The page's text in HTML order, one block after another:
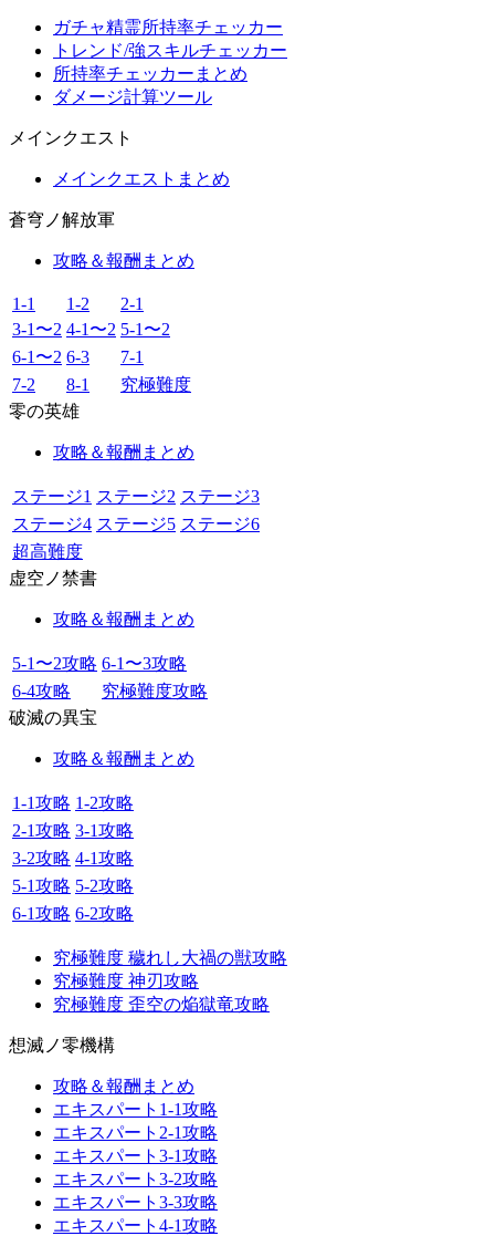
ガチャ精霊所持率チェッカー
トレンド/強スキルチェッカー
所持率チェッカーまとめ
ダメージ計算ツール
メインクエスト
メインクエストまとめ
蒼穹ノ解放軍
攻略＆報酬まとめ
1-1 1-2
2-1
3-1〜2 4-1〜2 5-1〜2
6-1〜2 6-3
7-1
7-2
8-1
究極難度
零の英雄
攻略＆報酬まとめ
ステージ1 ステージ2 ステージ3
ステージ4 ステージ5 ステージ6
超高難度
虚空ノ禁書
攻略＆報酬まとめ
5-1〜2攻略 6-1〜3攻略
6-4攻略
究極難度攻略
破滅の異宝
攻略＆報酬まとめ
1-1攻略 1-2攻略
2-1攻略 3-1攻略
3-2攻略 4-1攻略
5-1攻略 5-2攻略
6-1攻略 6-2攻略
究極難度 穢れし大禍の獣攻略
究極難度 神刃攻略
究極難度 歪空の焔獄竜攻略
想滅ノ零機構
攻略＆報酬まとめ
エキスパート1-1攻略
エキスパート2-1攻略
エキスパート3-1攻略
エキスパート3-2攻略
エキスパート3-3攻略
エキスパート4-1攻略